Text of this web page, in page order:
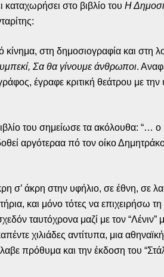
στο βιβλίο του Η
κίνημα, στη δημοσιογραφία και στη
Σα θα γίνουμε άνθρωποι.
έγραφε κριτική θεάτρου με
του σημείωσε τα ακόλουθα: “… ο
αργότεραα πό τον οίκο
σ’ άκρη στην υφήλιο, σε έθνη, σε
και μόνο τότες να επιχειρήσω
ταυτόχρονα μαζί με τον “Λένιν”
χιλιάδες αντίτυπα, μια
πρόθυμα και την έκδοση του